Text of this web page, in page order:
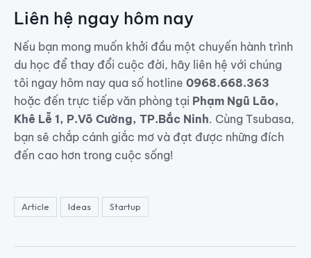
Liên hệ ngay hôm nay
Nếu bạn mong muốn khởi đầu một chuyến hành trình
du học để thay đổi cuộc đời, hãy liên hệ với chúng
tôi ngay hôm nay qua số hotline 0968.668.363
hoặc đến trực tiếp văn phòng tại Phạm Ngũ Lão,
Khê Lễ 1, P.Võ Cường, TP.Bắc Ninh. Cùng Tsubasa,
bạn sẽ chắp cánh giắc mơ và đạt được những đích
đến cao hơn trong cuộc sống!
Article Ideas Startup